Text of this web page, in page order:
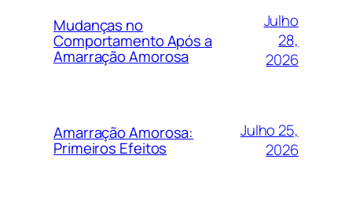
Mudanças no
Comportamento Após a
Amarração Amorosa
Julho
28,
2026
Amarração Amorosa:
Primeiros Efeitos
Julho 25,
2026